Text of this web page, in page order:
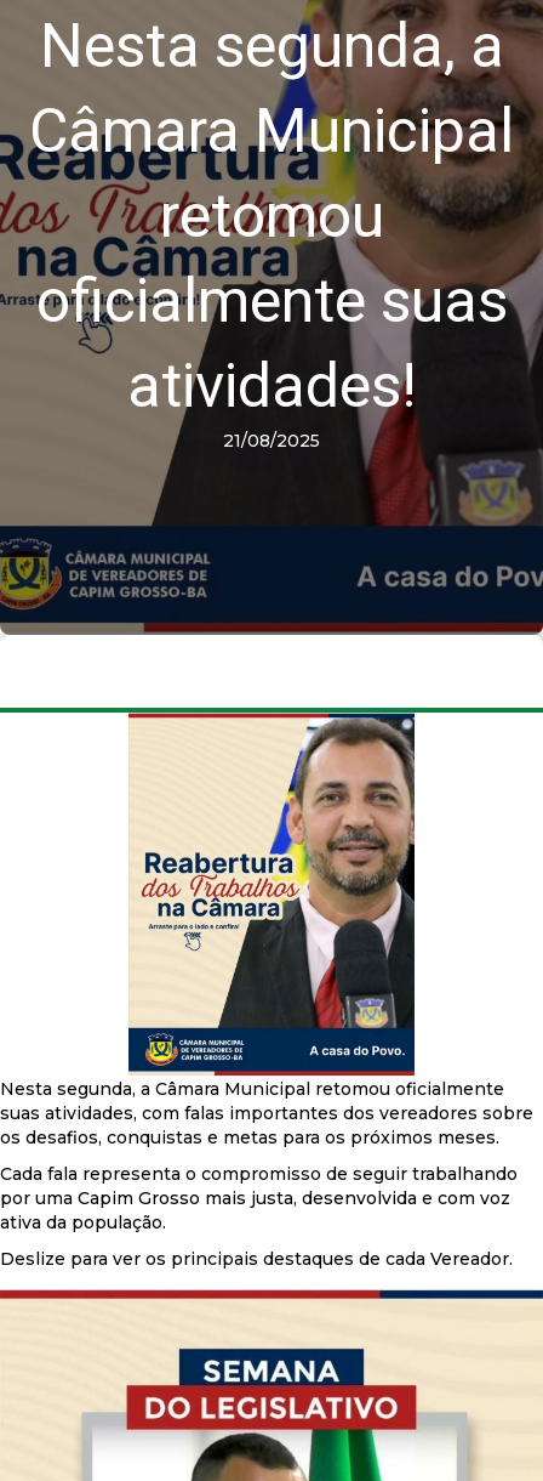
Nesta segunda, a
Câmara Municipal
retomou
oficialmente suas
atividades!
21/08/2025
Nesta segunda, a Câmara Municipal retomou oficialmente
suas atividades, com falas importantes dos vereadores sobre
os desafios, conquistas e metas para os próximos meses.
Cada fala representa o compromisso de seguir trabalhando
por uma Capim Grosso mais justa, desenvolvida e com voz
ativa da população.
Deslize para ver os principais destaques de cada Vereador.